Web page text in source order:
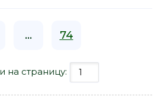
... 74
на страницу: